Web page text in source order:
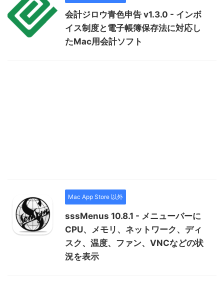
会計ジロウ青色申告 v1.3.0 - インボ
イス制度と電子帳簿保存法に対応し
たMac用会計ソフト
Mac App Store 以外
sssMenus 10.8.1 - メニューバーに
CPU、メモリ、ネットワーク、ディ
スク、温度、ファン、VNCなどの状
況を表示